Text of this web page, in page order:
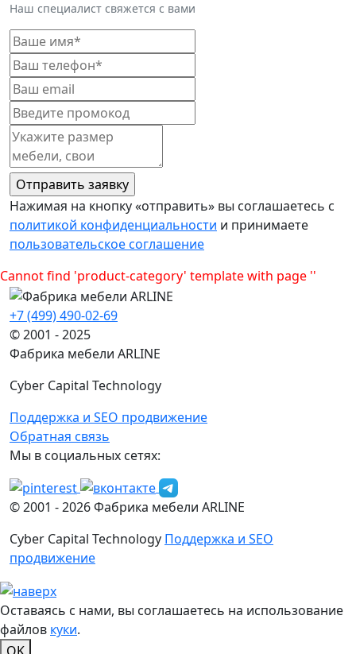
Наш специалист свяжется с вами
Нажимая на кнопку «отправить» вы соглашаетесь с
политикой конфиденциальности и принимаете
пользовательское соглашение
Cannot find 'product-category' template with page ''
+7 (499) 490-02-69
© 2001 - 2025
Фабрика мебели ARLINE
Cyber Capital Technology
Поддержка и SEO продвижение
Обратная связь
Мы в социальных сетях:
© 2001 -2026Фабрика мебели ARLINE
Cyber Capital Technology Поддержка и SEO
продвижение
Оставаясь с нами, вы соглашаетесь на использование
файлов куки.